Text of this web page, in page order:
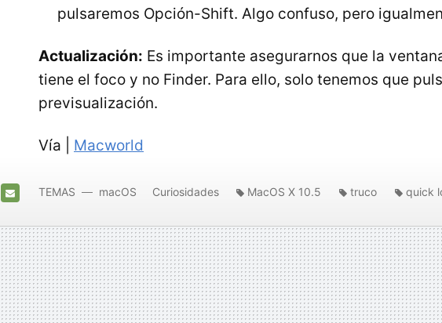
pulsaremos Opción-Shift. Algo confuso, pero
Actualización: Es importante asegurarnos que la
tiene el foco y no Finder. Para ello, solo tenemos que
previsualización.
Vía | Macworld
MAIL
TEMAS macOS Curiosidades MacOS X 10.5 truco quick